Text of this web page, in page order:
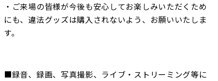
・ご来場の皆様が今後も安心してお楽しみいただくため
にも、違法グッズは購入されないよう、お願いいたしま
す。
■録音、録画、写真撮影、ライブ・ストリーミング等に